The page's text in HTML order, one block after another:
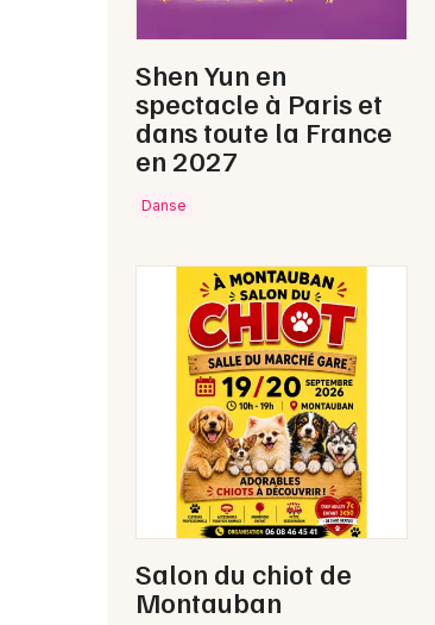
Shen Yun en
spectacle à Paris et
dans toute la France
en 2027
Danse
Salon du chiot de
Montauban